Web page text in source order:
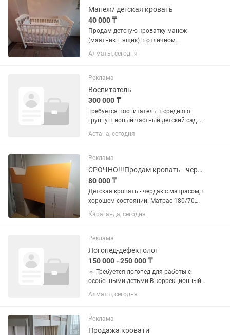
Условия...
Манеж/ детская кровать
40 000 ₸
Продам детскую кроватку-манеж
(маятник + ящик) в отличном
состоянии. 🤍 Удобная, прочная и
красивая детская кроватка цвета
аккуратно, состояние очень хорошее.
✅...
Алматы, сегодня
Реклама
Воспитатель
300 000 ₸
Требуется воспитатель в среднюю
группу в новый частный детский сад. В
группе 17 детей. Официальное
трудоустройство, на постоянное время
Астана, сегодня
Реклама
СРОЧНО!!!Продам кровать - чердак с матрасом
80 000 ₸
Детская кровать - чердак с матрасом,в
хорошем состоянии. Матрас 180/70,
размер самой кровати длина 200,
высота 145, ширина 75. Есть
канцелярии,а так же выдвижной стол
-...
Караганда, сегодня
Реклама
Логопед-дефектолог
150 000 - 250 000 ₸
🔹 Требуется логопед для работы с
особенными детьми В коррекционный
детский центр требуется логопед для
работы с детьми ( РАС, ЗПР, ЗРР) 📌
индивидуальных занятий –
Коррекция...
Алматы, сегодня
Реклама
Продажа кровати